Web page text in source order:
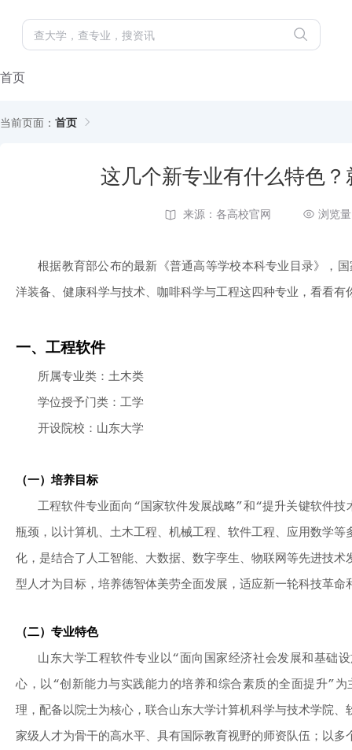
首页
当前页面： 首页
这几个新专业有什么特色
来源：各高校官网 浏览
根据教育部公布的最新《普通高等学校本科专业目录》，
洋装备、健康科学与技术、咖啡科学与工程这四种专业，看看有
一、工程软件
所属专业类：土木类
学位授予门类：工学
开设院校：山东大学
（一）培养目标
工程软件专业面向“国家软件发展战略”和“提升关键软件
瓶颈，以计算机、土木工程、机械工程、软件工程、应用数学
化，是结合了人工智能、大数据、数字孪生、物联网等先进技
型人才为目标，培养德智体美劳全面发展，适应新一轮科技革
（二）专业特色
山东大学工程软件专业以“面向国家经济社会发展和基础
心，以“创新能力与实践能力的培养和综合素质的全面提升”
理，配备以院士为核心，联合山东大学计算机科学与技术学院
家级人才为骨干的高水平、具有国际教育视野的师资队伍；以